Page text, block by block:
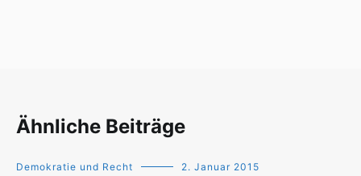
Ähnliche Beiträge
Demokratie und Recht 2. Januar 2015